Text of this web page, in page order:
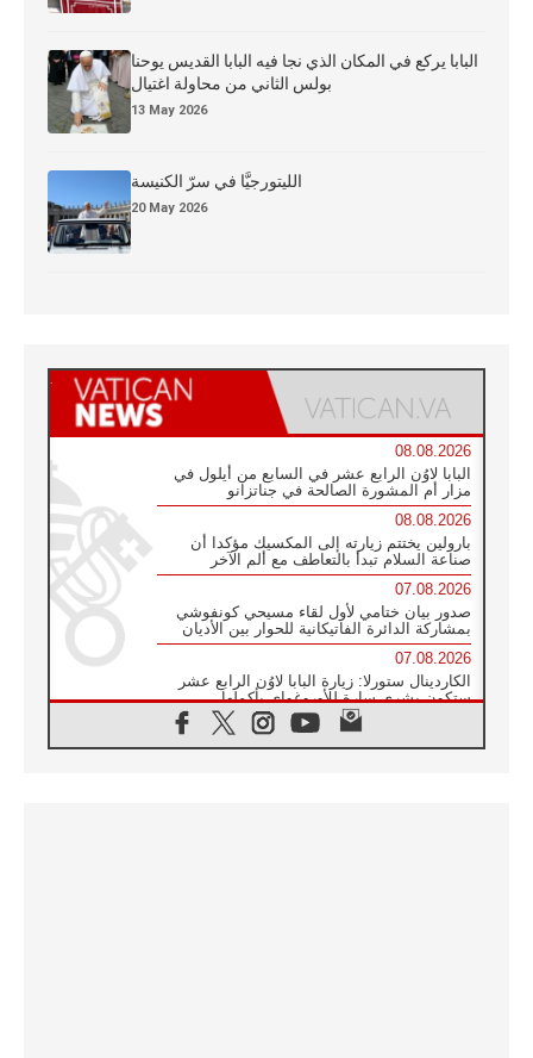
البابا يركع في المكان الذي نجا فيه البابا القديس يوحنا
بولس الثاني من محاولة اغتيال
13 May 2026
الليتورجيَّا في سرّ الكنيسة
20 May 2026
08.08.2026
البابا لاوُن الرابع عشر في السابع من أيلول في
مزار أم المشورة الصالحة في جناتزانو
08.08.2026
بارولين يختتم زيارته إلى المكسيك مؤكدا أن
صناعة السلام تبدأ بالتعاطف مع ألم الآخر
07.08.2026
صدور بيان ختامي لأول لقاء مسيحي كونفوشي
بمشاركة الدائرة الفاتيكانية للحوار بين الأديان
07.08.2026
الكاردينال ستورلا: زيارة البابا لاوُن الرابع عشر
ستكون بشرى سارة للأوروغواي بأكملها
الفاتيكان يعلن برنامج الزيارة الرسولية للبابا لاوُن